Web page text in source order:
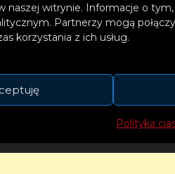
naszej witrynie. Informacje o
Partnerzy mogą
korzystania z ich usług.
Polityka
Złotej lub Platynowej
gatunkach
muzyce alternatywnej